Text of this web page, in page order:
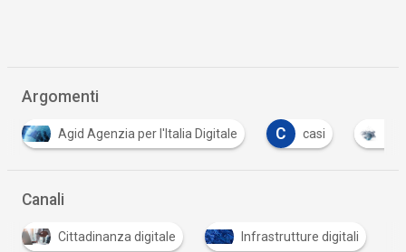
Argomenti
C casi cloud C comuni C consip
Canali
Cittadinanza digitale Infrastrutture digitali